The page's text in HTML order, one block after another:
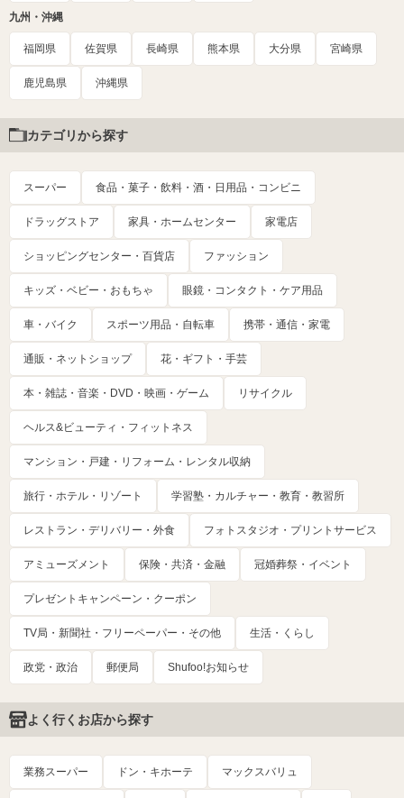
九州・沖縄
福岡県 佐賀県 長崎県 熊本県 大分県 宮崎県
鹿児島県 沖縄県
カテゴリから探す
スーパー 食品・菓子・飲料・酒・日用品・コンビニ
ドラッグストア 家具・ホームセンター 家電店
ショッピングセンター・百貨店 ファッション
キッズ・ベビー・おもちゃ 眼鏡・コンタクト・ケア用品
車・バイク スポーツ用品・自転車 携帯・通信・家電
通販・ネットショップ 花・ギフト・手芸
本・雑誌・音楽・DVD・映画・ゲーム リサイクル
ヘルス&ビューティ・フィットネス
マンション・戸建・リフォーム・レンタル収納
旅行・ホテル・リゾート 学習塾・カルチャー・教育・教習所
レストラン・デリバリー・外食 フォトスタジオ・プリントサービス
アミューズメント 保険・共済・金融 冠婚葬祭・イベント
プレゼントキャンペーン・クーポン
TV局・新聞社・フリーペーパー・その他 生活・くらし
政党・政治 郵便局 Shufoo!お知らせ
よく行くお店から探す
業務スーパー ドン・キホーテ マックスバリュ